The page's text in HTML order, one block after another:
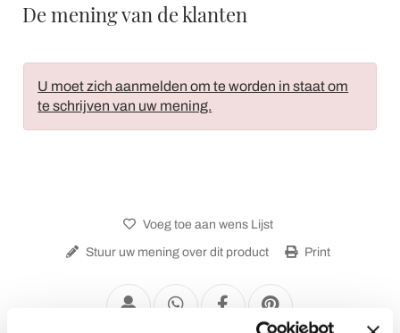
De mening van de klanten
U moet zich aanmelden om te worden in staat om
te schrijven van uw mening.
Voeg toe aan wens Lijst
Stuur uw mening over dit product Print